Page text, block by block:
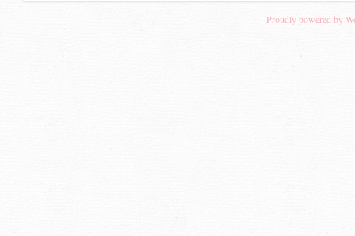
Proudly powered by